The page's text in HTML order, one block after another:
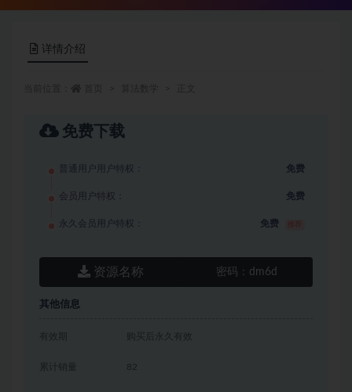
详情介绍
免费下载
普通用户用户特权： 免费
会员用户特权： 免费
永久会员用户特权： 免费
资源名称 密码： dm6d
其他信息
有效期 购买后永久有效
累计销量 82